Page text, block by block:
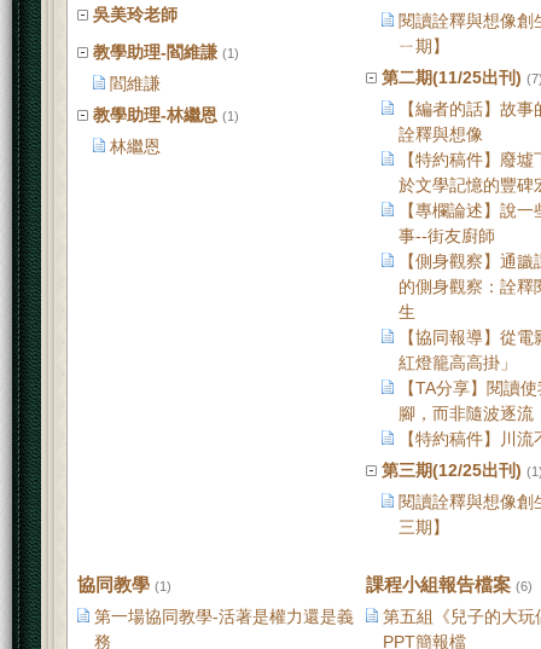
吳美玲老師
教學助理-閻維謙 (1)
閻維謙
教學助理-林繼恩 (1)
林繼恩
閱讀詮釋與想像創
ㄧ期】
第二期(11/25出刊)
【編者的話】故
詮釋與想像
【特約稿件】廢
於文學記憶的豐碑
【專欄論述】說
事--街友廚師
【側身觀察】通
的側身觀察：詮釋
生
【協同報導】從
紅燈籠高高掛」
【TA分享】閱讀
腳，而非隨波逐流
【特約稿件】川流
第三期(12/25出刊)
閱讀詮釋與想像創
三期】
協同教學 (1)
第一場協同教學-活著是權力還是義
務
課程小組報告檔案 (6)
第五組《兒子的大玩
PPT簡報檔